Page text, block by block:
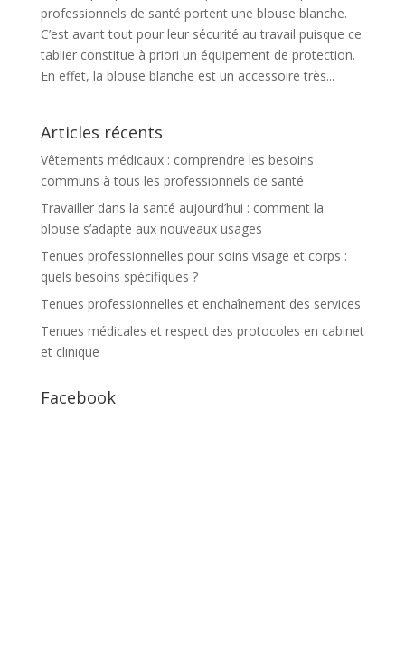
professionnels de santé portent une blouse blanche.
C’est avant tout pour leur sécurité au travail puisque ce
tablier constitue à priori un équipement de protection.
En effet, la blouse blanche est un accessoire très...
Articles récents
Vêtements médicaux : comprendre les besoins
communs à tous les professionnels de santé
Travailler dans la santé aujourd’hui : comment la
blouse s’adapte aux nouveaux usages
Tenues professionnelles pour soins visage et corps :
quels besoins spécifiques ?
Tenues professionnelles et enchaînement des services
Tenues médicales et respect des protocoles en cabinet
et clinique
Facebook